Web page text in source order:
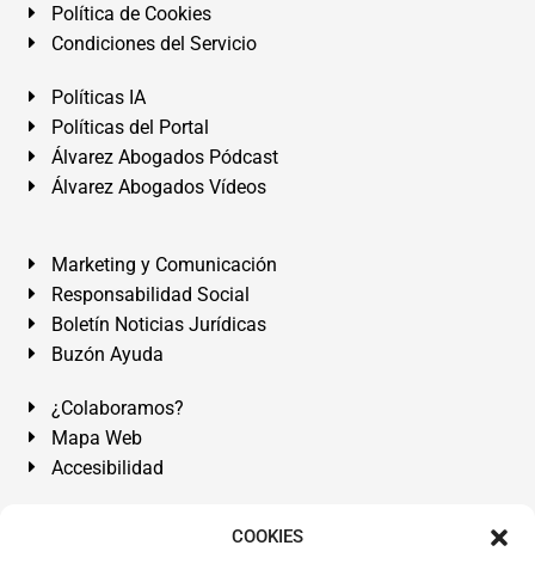
COOKIES
Política de Cookies
Condiciones del Servicio
Políticas IA
Políticas del Portal
Álvarez Abogados Pódcast
Álvarez Abogados Vídeos
Marketing y Comunicación
Responsabilidad Social
Boletín Noticias Jurídicas
Buzón Ayuda
¿Colaboramos?
Mapa Web
Accesibilidad
Álvarez Abogados Tenerife:Calle Teobaldo Power Nº 7,